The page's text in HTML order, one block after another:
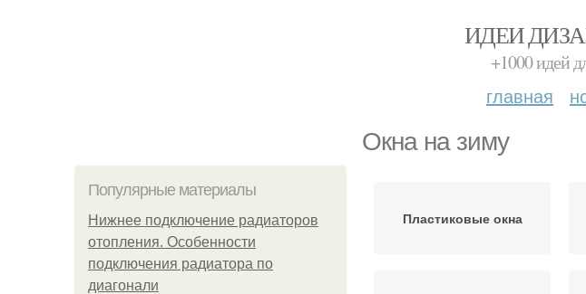
ИДЕИ
+1000 идей
главная
Окна на зиму
Популярные материалы
Нижнее подключение радиаторов
отопления. Особенности
подключения радиатора по
диагонали
Пластиковые окна